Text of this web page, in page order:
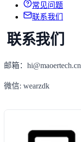
常见问题
联系我们
联系我们
邮箱： hi@maoertech.cn
微信: wearzdk